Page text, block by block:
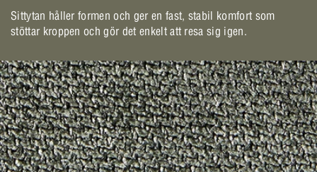
Sittytan håller formen och ger en fast, stabil komfort som
stöttar kroppen och gör det enkelt att resa sig igen.